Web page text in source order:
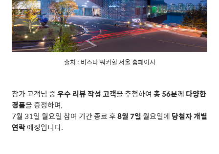
출처 : 비스타 워커힐 서울 홈페이지
참가 고객님 중우수 리뷰 작성 고객을 추첨하여 총56분께 다양한
경품을 증정하며,
7월 31일 월요일 참여 기간 종료 후8월7일월요일에 당첨자 개별
연락예정입니다.